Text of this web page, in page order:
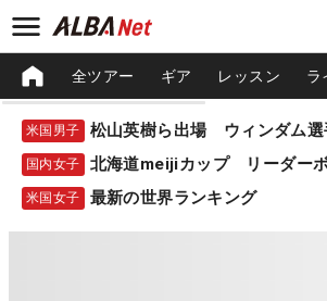
全ツアー ギア レッスン ラ
米国男子
国内女子 北海道meijiカップ リーダー
米国女子 最新の世界ランキング